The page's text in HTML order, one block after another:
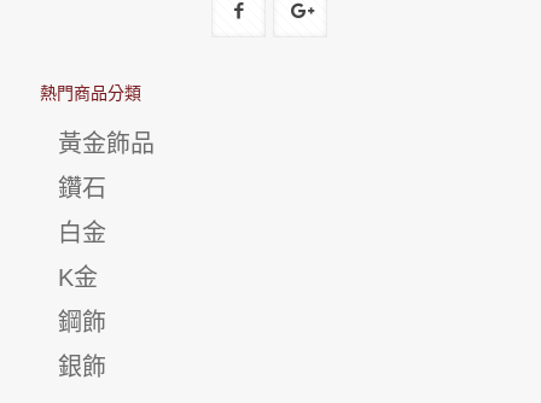
熱門商品分類
黃金飾品
鑽石
白金
K金
鋼飾
銀飾